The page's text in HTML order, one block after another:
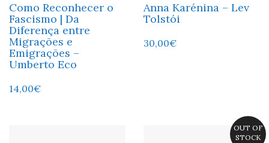
Como Reconhecer o
Fascismo | Da
Diferença entre
Migrações e
Emigrações –
Umberto Eco
14,00€
Anna Karénina – Lev
Tolstói
30,00€
OUT OF
STOCK